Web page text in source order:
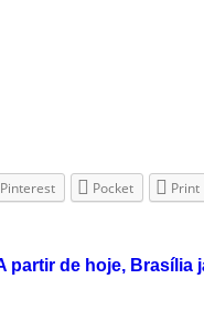
Pinterest Pocket Print